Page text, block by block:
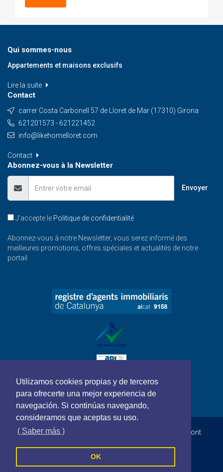
Utilizamos cookies propias y de terceros
para ofrecerte una mejor experiencia de
navegación. Si continúas navegando,
consideramos que aceptas su uso.
( Saber más )
OK
Qui sommes-nous
Appartements et maisons exclusifs
Lire la suite
Contact
carrer Costa Carbonell 57 de Lloret de Mar (17310) Girona
621201573 - 621221452
info@likehomelloret.com
Contact
Abonnez-vous à la Newsletter
Envoyer
J'accepte le Politique de confidentialité
Abonnez-vous à notre Newsletter, vous serez informé des
meilleures promotions, offres spéciales et actualités de notre
portail.
LIKE HOME LLORET serveis immobiliaris - Tous les droits sont